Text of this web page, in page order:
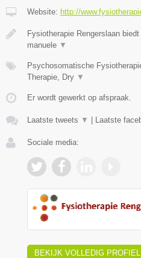
Website: http://
Fysiotherapie Rengerslaan
manuele ▼
Psychosomatische
Therapie, Dry ▼
Er wordt gewerkt op afspraak.
Laatste tweets ▼ Laatste
Sociale media:
BEKIJK VOLLEDIG PROFIEL